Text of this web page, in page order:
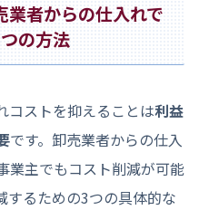
業者からの仕入れで
の方法
コストを抑えることは利益
です。卸売業者からの仕入
業主でもコスト削減が可能
するための3つの具体的な